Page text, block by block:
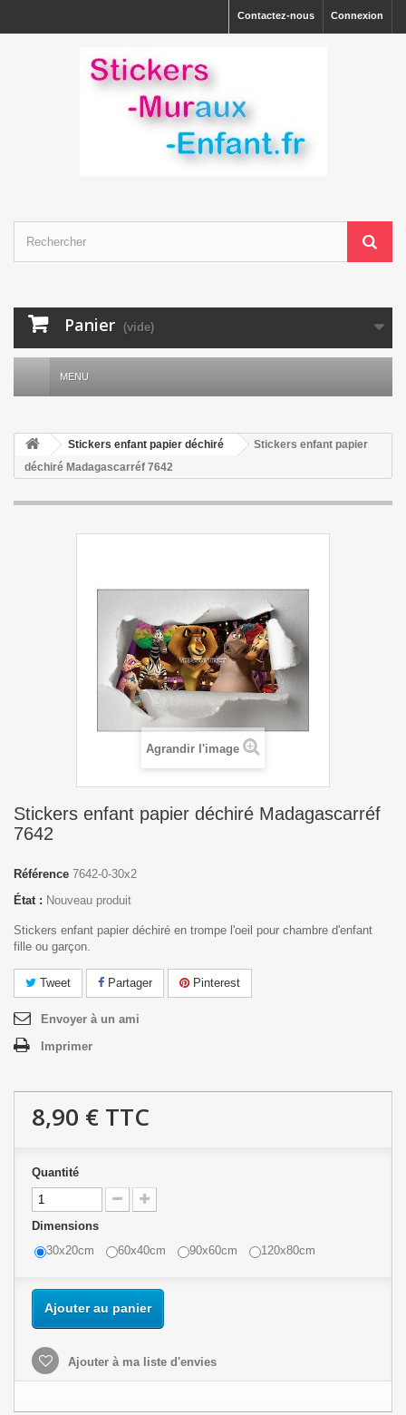
Connexion
Contactez-nous
Panier (vide)
MENU
Stickers enfant papier déchiré
Stickers enfant papier
déchiré Madagascarréf 7642
Agrandir l'image
Stickers enfant papier déchiré Madagascarréf
7642
Référence 7642-0-30x2
État : Nouveau produit
Stickers enfant papier déchiré en trompe l'oeil pour chambre d'enfant
fille ou garçon.
Tweet Partager Pinterest
Envoyer à un ami
Imprimer
8,90 € TTC
Quantité
Dimensions
30x20cm
60x40cm 90x60cm 120x80cm
Ajouter au panier
Ajouter à ma liste d'envies